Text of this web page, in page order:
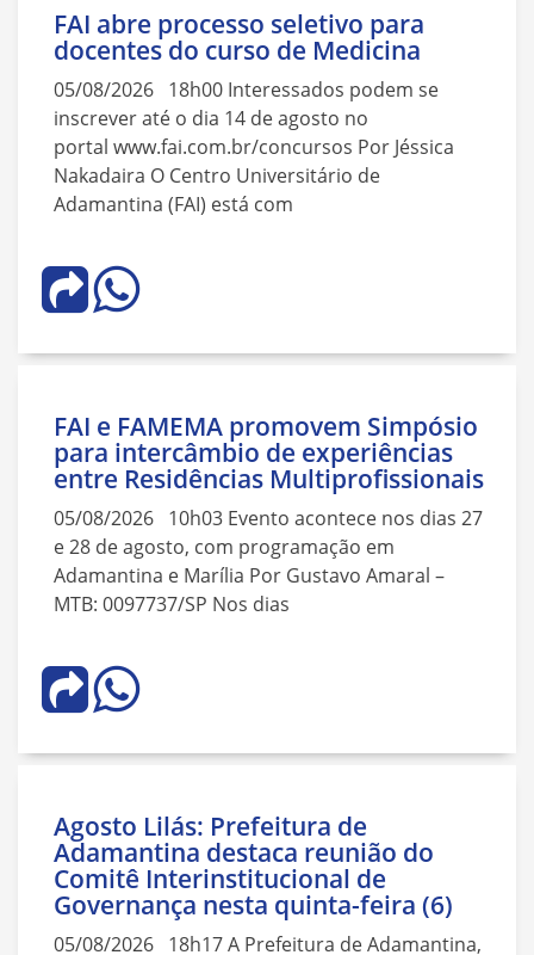
FAI abre processo seletivo para
docentes do curso de Medicina
05/08/2026 18h00 Interessados podem se
inscrever até o dia 14 de agosto no
portal www.fai.com.br/concursos Por Jéssica
Nakadaira O Centro Universitário de
Adamantina (FAI) está com
FAI e FAMEMA promovem Simpósio
para intercâmbio de experiências
entre Residências Multiprofissionais
05/08/2026 10h03 Evento acontece nos dias 27
e 28 de agosto, com programação em
Adamantina e Marília Por Gustavo Amaral –
MTB: 0097737/SP Nos dias
Agosto Lilás: Prefeitura de
Adamantina destaca reunião do
Comitê Interinstitucional de
Governança nesta quinta-feira (6)
05/08/2026 18h17 A Prefeitura de Adamantina,